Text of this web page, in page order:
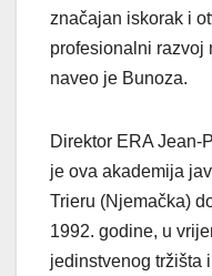
značajan iskorak i
profesionalni razvoj
naveo je Bunoza.
Direktor ERA Jean-
je ova akademija
Trieru (Njemačka)
1992. godine, u
jedinstvenog tržišta